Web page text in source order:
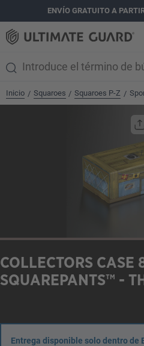
principalENVÍO GRATUITO A
Inicio / Squaroes / Squaroes P-Z /
COLLECTORS CASE
SQUAREPANTS™ -
Entrega disponible solo dentro de